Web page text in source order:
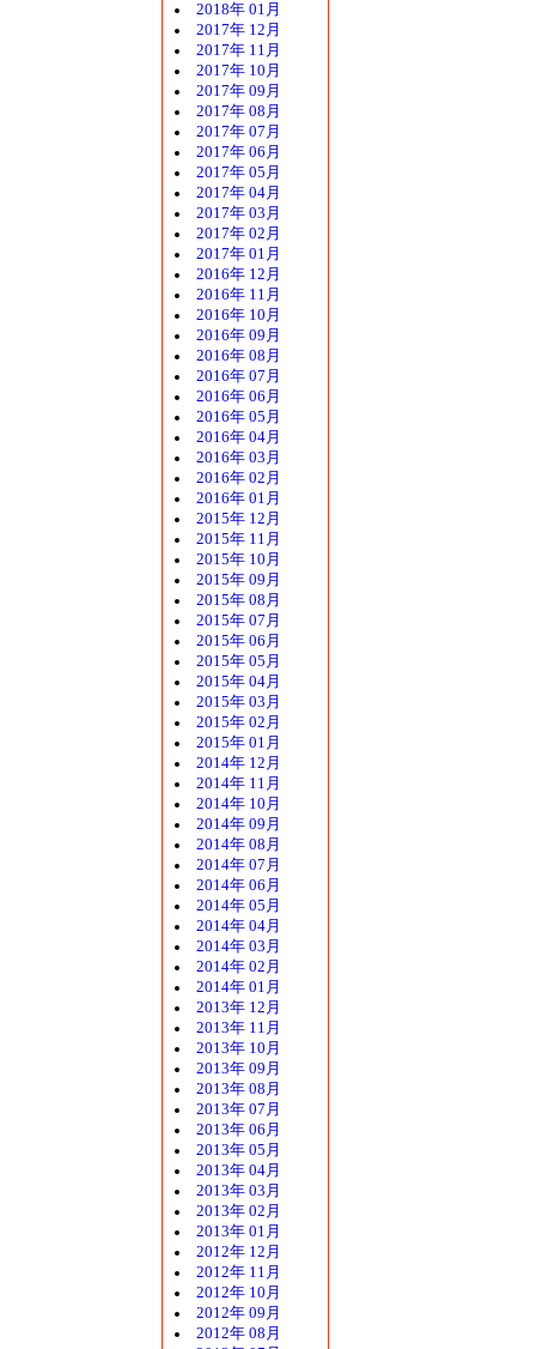
2018年 01月
2017年 12月
2017年 11月
2017年 10月
2017年 09月
2017年 08月
2017年 07月
2017年 06月
2017年 05月
2017年 04月
2017年 03月
2017年 02月
2017年 01月
2016年 12月
2016年 11月
2016年 10月
2016年 09月
2016年 08月
2016年 07月
2016年 06月
2016年 05月
2016年 04月
2016年 03月
2016年 02月
2016年 01月
2015年 12月
2015年 11月
2015年 10月
2015年 09月
2015年 08月
2015年 07月
2015年 06月
2015年 05月
2015年 04月
2015年 03月
2015年 02月
2015年 01月
2014年 12月
2014年 11月
2014年 10月
2014年 09月
2014年 08月
2014年 07月
2014年 06月
2014年 05月
2014年 04月
2014年 03月
2014年 02月
2014年 01月
2013年 12月
2013年 11月
2013年 10月
2013年 09月
2013年 08月
2013年 07月
2013年 06月
2013年 05月
2013年 04月
2013年 03月
2013年 02月
2013年 01月
2012年 12月
2012年 11月
2012年 10月
2012年 09月
2012年 08月